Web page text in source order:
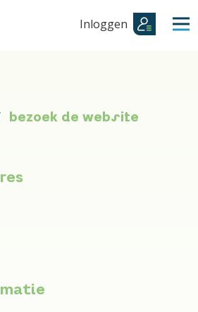
Inloggen
bezoek de website